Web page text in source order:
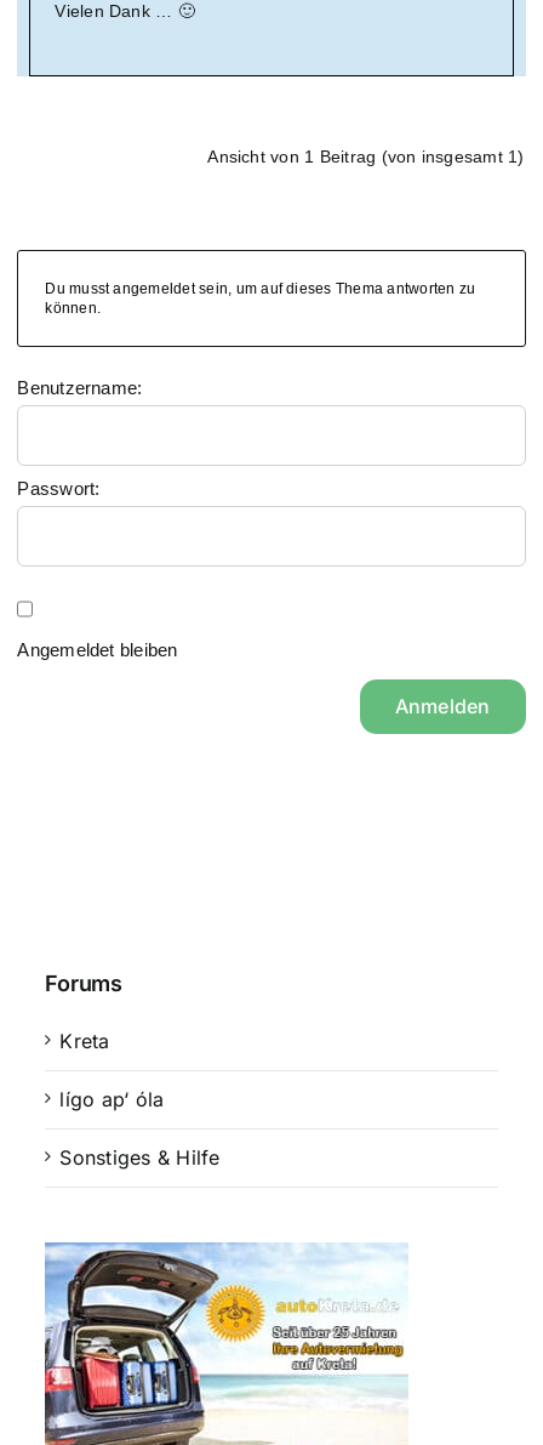
Vielen Dank … 🙂
Ansicht von 1 Beitrag (von insgesamt 1)
Du musst angemeldet sein, um auf dieses Thema antworten zu
können.
Benutzername:
Passwort:
Angemeldet bleiben
Anmelden
Forums
Kreta
lígo ap‘ óla
Sonstiges & Hilfe